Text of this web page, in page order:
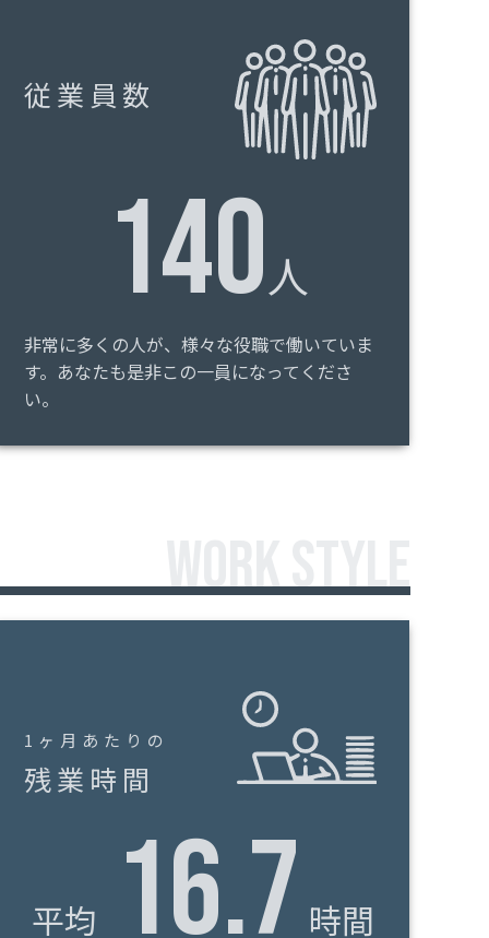
従業員数
140人
非常に多くの人が、様々な役職で働いていま
す。あなたも是非この一員になってくださ
い。
WORK STYLE
1ヶ月あたりの
残業時間
平均 16.7 時間